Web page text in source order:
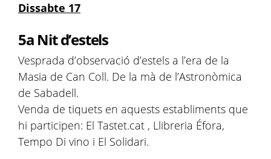
Dissabte 17
5a Nit d’estels
Vesprada d’observació d’estels a l’era de la
Masia de Can Coll. De la mà de l’Astronòmica
de Sabadell.
Venda de tiquets en aquests establiments que
hi participen: El Tastet.cat , Llibreria Éfora,
Tempo Di vino i El Solidari.